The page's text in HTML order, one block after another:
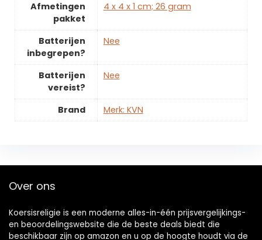
Afmetingen
pakket
‎4 x 4 x 1 cm; 26 gram
Batterijen
inbegrepen?
‎Nee
Batterijen
vereist?
‎Nee
Brand Merk: KVN
Over ons
Koersisreligie is een moderne alles-in-één prijsvergelijkings-
en beoordelingswebsite die de beste deals biedt die
beschikbaar zijn op amazon en u op de hoogte houdt via de